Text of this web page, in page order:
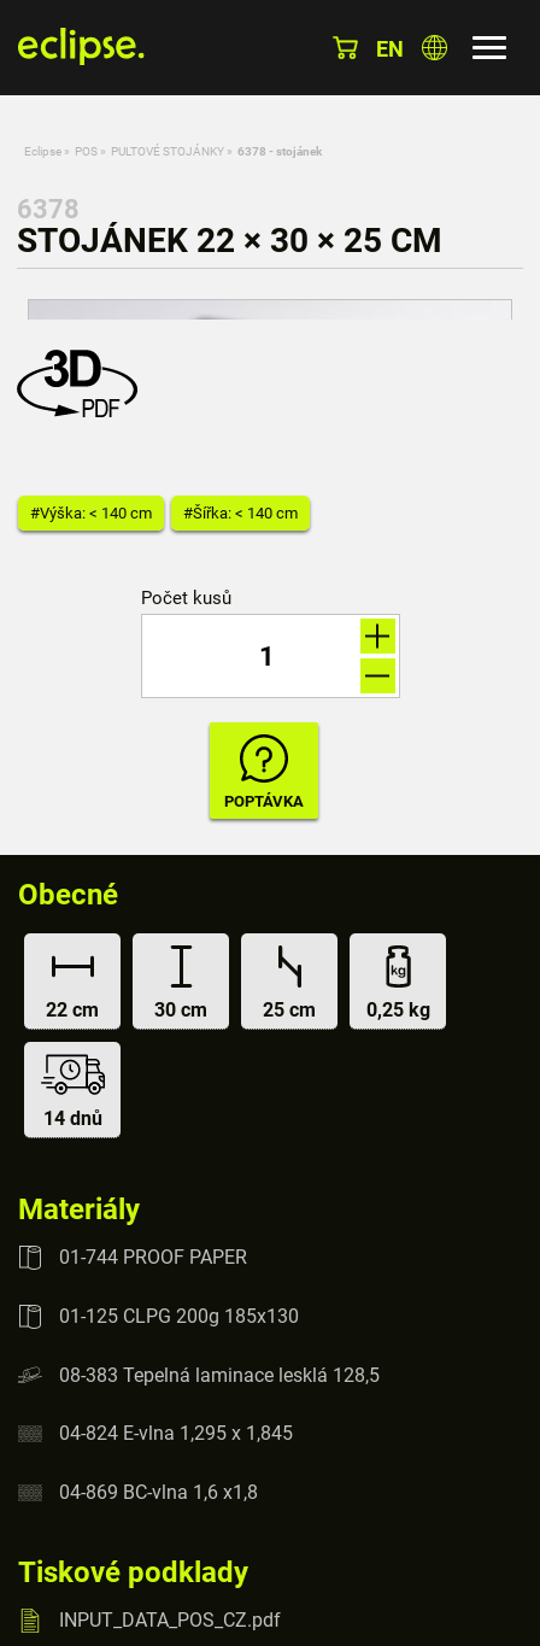
EN
Eclipse » POS » PULTOVÉ STOJÁNKY » 6378 - stojánek
6378
STOJÁNEK 22 × 30 × 25 CM
#Výška: < 140 cm #Šířka: < 140 cm
Počet kusů
Obecné
22 cm 30 cm 25 cm 0,25 kg
14 dnů
Materiály
01-744 PROOF PAPER
01-125 CLPG 200g 185x130
08-383 Tepelná laminace lesklá 128,5
04-824 E-vlna 1,295 x 1,845
04-869 BC-vlna 1,6 x1,8
Tiskové podklady
INPUT_DATA_POS_CZ.pdf